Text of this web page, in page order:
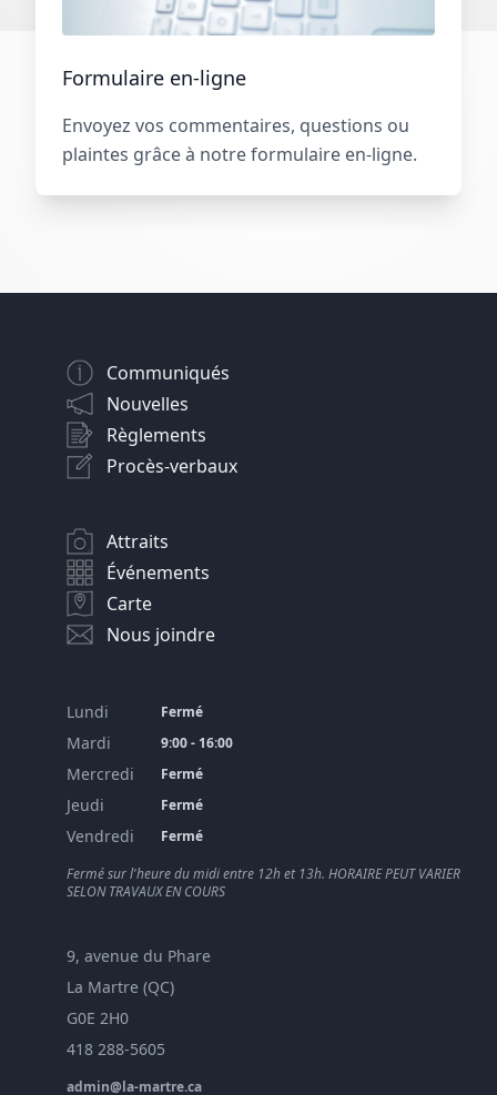
Formulaire en-ligne
Envoyez vos commentaires, questions ou
plaintes grâce à notre formulaire en-ligne.
Communiqués
Nouvelles
Règlements
Procès-verbaux
Attraits
Événements
Carte
Nous joindre
Lundi Fermé
Mardi 9:00 - 16:00
Mercredi Fermé
Jeudi Fermé
Vendredi
Fermé
Fermé sur l'heure du midi entre 12h et 13h. HORAIRE PEUT VARIER
SELON TRAVAUX EN COURS
9, avenue du Phare
La Martre (QC)
G0E 2H0
418 288-5605
admin@la-martre.ca